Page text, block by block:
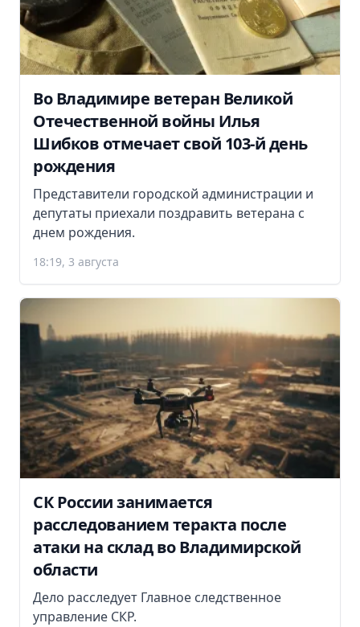
Во Владимире ветеран Великой
Отечественной войны Илья
Шибков отмечает свой 103-й день
рождения
Представители городской администрации и
депутаты приехали поздравить ветерана с
днем рождения.
18:19, 3 августа
СК России занимается
расследованием теракта после
атаки на склад во Владимирской
области
Дело расследует Главное следственное
управление СКР.